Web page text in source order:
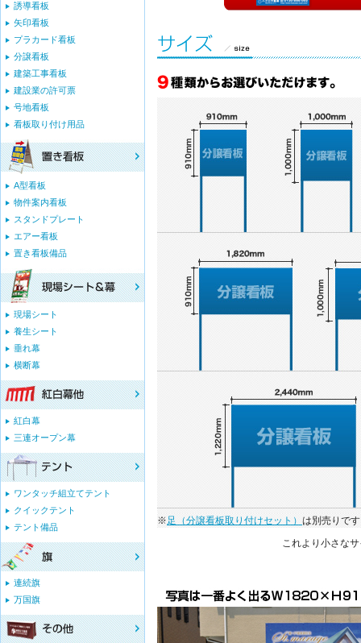
※足（分譲看板取り付けセット） は別売りで
これより小さな
誘導看板
矢印看板
プラカード看板
分譲看板
建築工事看板
建設業の許可票
号地看板
看板取り付け用品
A型看板
物件案内看板
スタンドプレート
エアー看板
置き看板備品
現場シート
養生シート
垂れ幕
横断幕
紅白幕
三連オープン幕
ワンタッチ組立てテント
クイックテント
テント備品
連続旗
万国旗